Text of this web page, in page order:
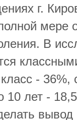
г.
мере
В
- 36%,
лет -
вывод